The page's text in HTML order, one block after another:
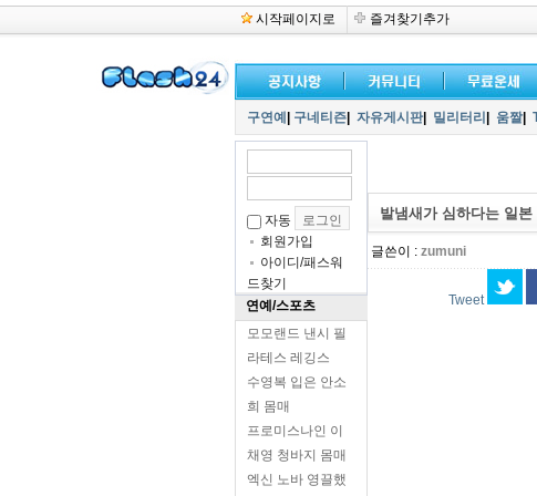
시작페이지로 즐겨찾기추가
구연예 구네티즌 자유게시판| 밀리터리 움짤|
자동
회원가입
아이디/패스워
드찾기
연예/스포츠
모모랜드 낸시 필
라테스 레깅스
수영복 입은 안소
희 몸매
프로미스나인 이
채영 청바지 몸매
엑신 노바 영끌했
발냄새가 심하다는 일본
글쓴이 : zumuni
Tweet